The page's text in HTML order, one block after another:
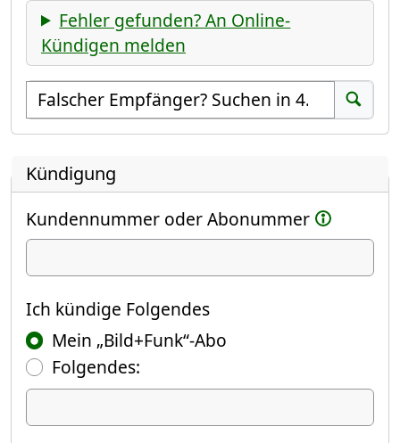
Fehler gefunden? An Online-
Kündigen melden
Empfänger suchen
Suchen
Kündigung
Kundennummer oder Abonummer
Ich kündige
Ich kündige Folgendes
Mein „Bild+Funk“-Abo
Folgendes:
Ich kündige Folgendes